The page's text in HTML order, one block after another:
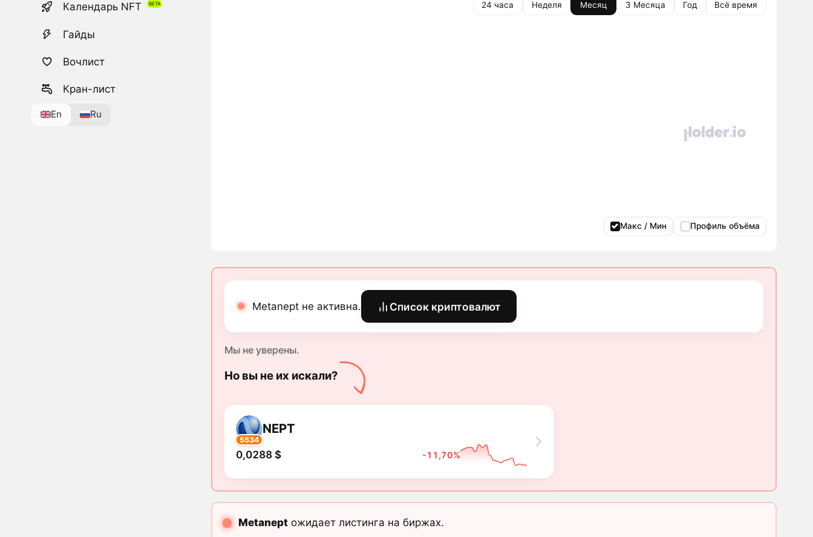
Календарь NFT
Гайды
Вочлист
Кран-лист
En Ru
24 часа Неделя Месяц 3 Месяца Год Всё время
Макс / Мин Профиль объёма
Metanept не активна. Список криптовалют
Мы не уверены.
Но вы не их искали?
5534
NEPT
0,0288 $ -11,70%
Metaneptожидает листинга на биржах.